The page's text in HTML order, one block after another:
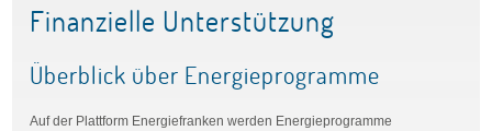
Finanzielle Unterstützung
Überblick über Energieprogramme
Auf der Plattform Energiefranken werden Energieprogramme